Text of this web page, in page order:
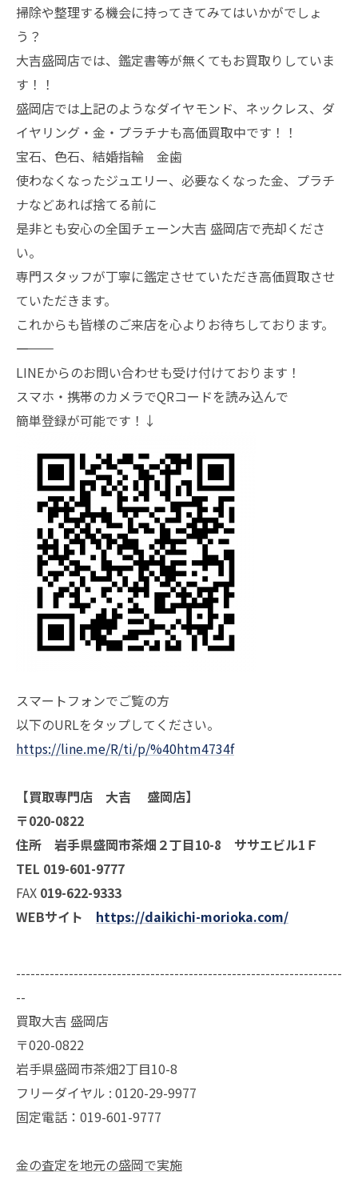
掃除や整理する機会に持ってきてみてはいかがでしょ
う？
大吉盛岡店では、鑑定書等が無くてもお買取りしていま
す！！
盛岡店では上記のようなダイヤモンド、ネックレス、ダ
イヤリング・金・プラチナも高価買取中です！！
宝石、色石、結婚指輪 金歯
使わなくなったジュエリー、必要なくなった金、プラチ
ナなどあれば捨てる前に
是非とも安心の全国チェーン大吉 盛岡店で売却くださ
い。
専門スタッフが丁寧に鑑定させていただき高価買取させ
ていただきます。
これからも皆様のご来店を心よりお待ちしております。
―――――――
LINEからのお問い合わせも受け付けております！
スマホ・携帯のカメラでQRコードを読み込んで
簡単登録が可能です！↓
スマートフォンでご覧の方
以下のURLをタップしてください。
https://line.me/R/ti/p/%40htm4734f
【買取専門店 大吉 盛岡店】
〒020-0822
住所 岩手県盛岡市茶畑２丁目10-8 ササエビル1Ｆ
TEL 019-601-9777
FAX 019-622-9333
WEBサイト https://daikichi-morioka.com/
--------------------------------------------------------------------
--
買取大吉 盛岡店
〒020-0822
岩手県盛岡市茶畑2丁目10-8
フリーダイヤル : 0120-29-9977
固定電話：019-601-9777
金の査定を地元の盛岡で実施